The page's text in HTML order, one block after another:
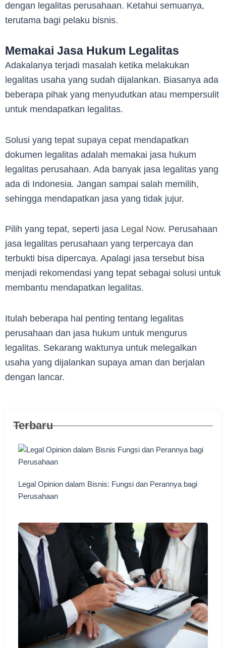
dengan legalitas perusahaan. Ketahui semuanya,
terutama bagi pelaku bisnis.
Memakai Jasa Hukum Legalitas
Adakalanya terjadi masalah ketika melakukan
legalitas usaha yang sudah dijalankan. Biasanya ada
beberapa pihak yang menyudutkan atau mempersulit
untuk mendapatkan legalitas.
Solusi yang tepat supaya cepat mendapatkan
dokumen legalitas adalah memakai jasa hukum
legalitas perusahaan. Ada banyak jasa legalitas yang
ada di Indonesia. Jangan sampai salah memilih,
sehingga mendapatkan jasa yang tidak jujur.
Pilih yang tepat, seperti jasa Legal Now. Perusahaan
jasa legalitas perusahaan yang terpercaya dan
terbukti bisa dipercaya. Apalagi jasa tersebut bisa
menjadi rekomendasi yang tepat sebagai solusi untuk
membantu mendapatkan legalitas.
Itulah beberapa hal penting tentang legalitas
perusahaan dan jasa hukum untuk mengurus
legalitas. Sekarang waktunya untuk melegalkan
usaha yang dijalankan supaya aman dan berjalan
dengan lancar.
Terbaru
Legal Opinion dalam Bisnis: Fungsi dan Perannya bagi
Perusahaan